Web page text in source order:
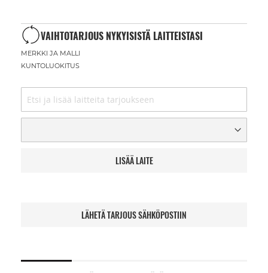
VAIHTOTARJOUS NYKYISISTÄ LAITTEISTASI
MERKKI JA MALLI
KUNTOLUOKITUS
LISÄÄ LAITE
LÄHETÄ TARJOUS SÄHKÖPOSTIIN